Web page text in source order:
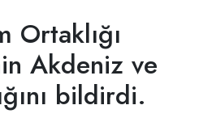
Akdeniz ve
bildirdi.